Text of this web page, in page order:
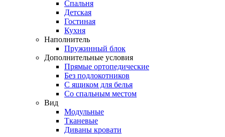
Спальня
Детская
Гостиная
Кухня
Наполнитель
Пружинный блок
Дополнительные условия
Прямые ортопедические
Без подлокотников
С ящиком для белья
Со спальным местом
Вид
Модульные
Тканевые
Диваны кровати